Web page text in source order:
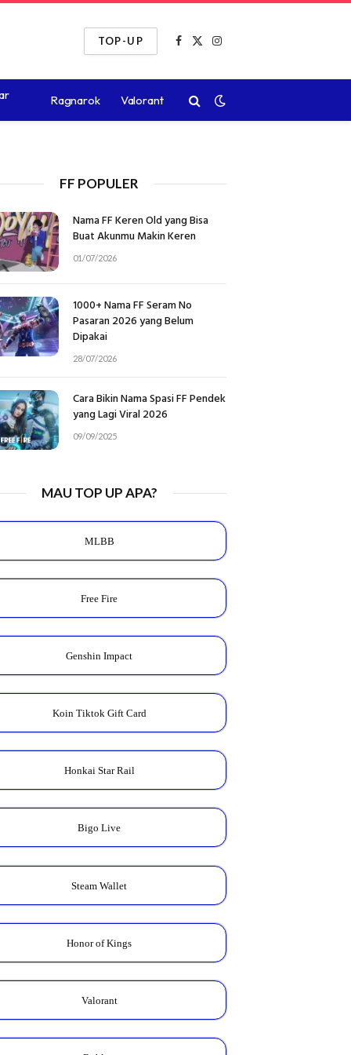
TOP-UP
Facebook
X
Instagram
Ragnarok Valorant
FF POPULER
Nama FF Keren Old yang Bisa
Buat Akunmu Makin Keren
01/07/2026
1000+ Nama FF Seram No
Pasaran 2026 yang Belum
Dipakai
28/07/2026
Cara Bikin Nama Spasi FF Pendek
yang Lagi Viral 2026
09/09/2025
MAU TOP UP APA?
MLBB
Free Fire
Genshin Impact
Koin Tiktok Gift Card
Honkai Star Rail
Bigo Live
Steam Wallet
Honor of Kings
Valorant